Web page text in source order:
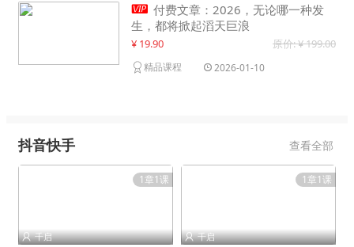
 付费文章：2026，无论哪一种发
生，都将掀起滔天巨浪
¥ 19.90 原价: ¥ 199.00
精品课程 2026-01-10
抖音快手 查看全部
1章1课
 千启
1章1课
 千启